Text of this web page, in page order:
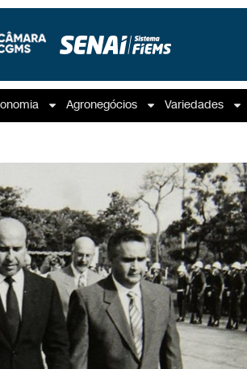
Agronegócios Variedades